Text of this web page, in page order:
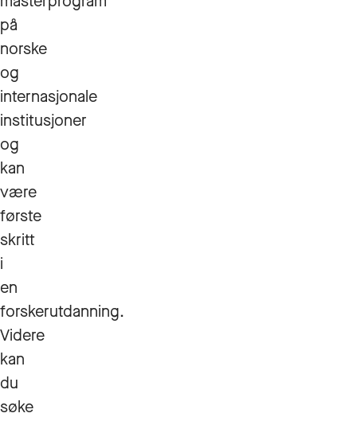
på
norske
og
internasjonale
institusjoner
og
kan
være
første
skritt
i
en
forskerutdanning.
Videre
kan
du
søke